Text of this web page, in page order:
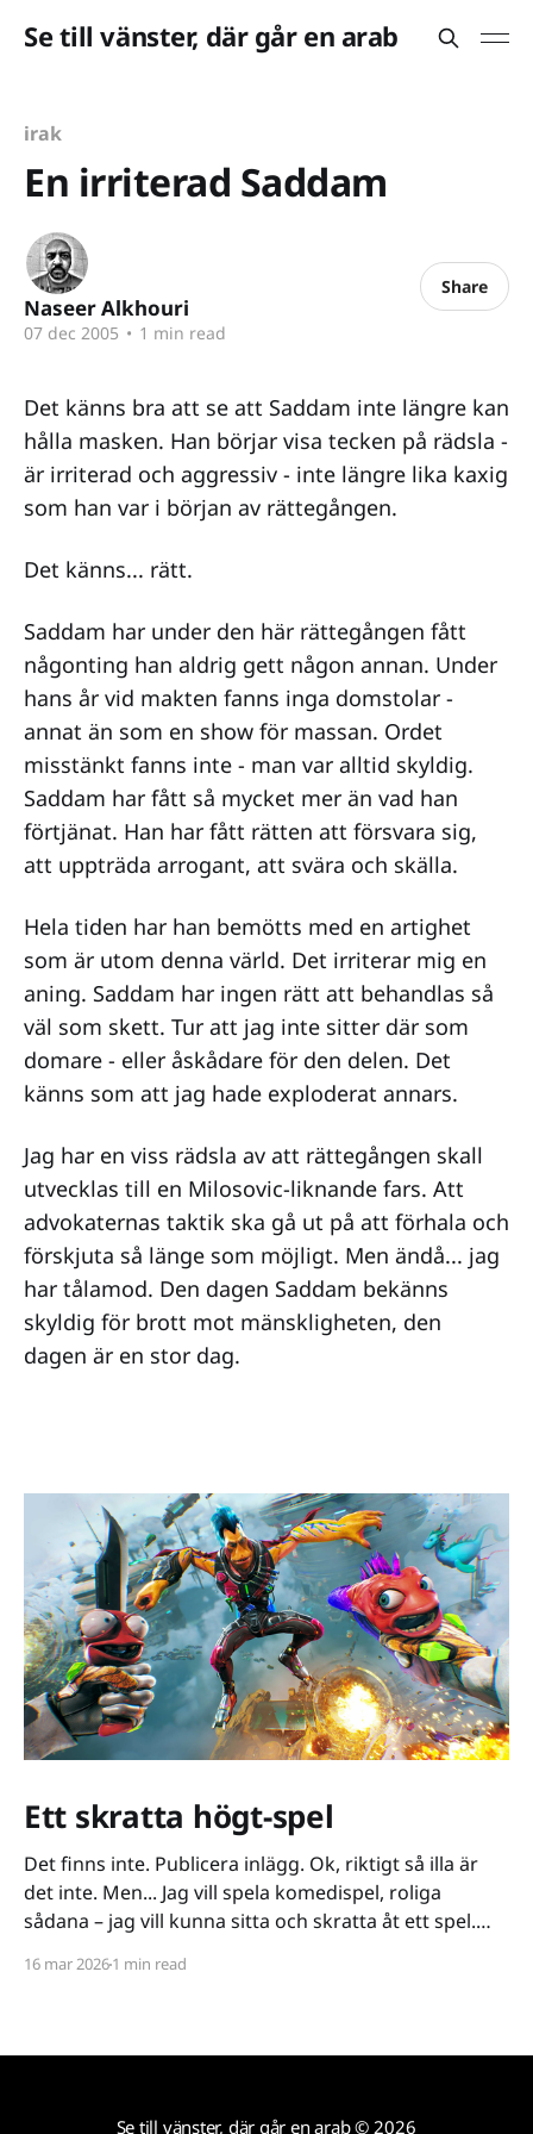
Se till vänster, där går en arab
irak
En irriterad Saddam
Naseer Alkhouri
07 dec 2005 • 1 min read
Share
Det känns bra att se att Saddam inte längre kan
hålla masken. Han börjar visa tecken på rädsla -
är irriterad och aggressiv - inte längre lika kaxig
som han var i början av rättegången.
Det känns... rätt.
Saddam har under den här rättegången fått
någonting han aldrig gett någon annan. Under
hans år vid makten fanns inga domstolar -
annat än som en show för massan. Ordet
misstänkt fanns inte - man var alltid skyldig.
Saddam har fått så mycket mer än vad han
förtjänat. Han har fått rätten att försvara sig,
att uppträda arrogant, att svära och skälla.
Hela tiden har han bemötts med en artighet
som är utom denna värld. Det irriterar mig en
aning. Saddam har ingen rätt att behandlas så
väl som skett. Tur att jag inte sitter där som
domare - eller åskådare för den delen. Det
känns som att jag hade exploderat annars.
Jag har en viss rädsla av att rättegången skall
utvecklas till en Milosovic-liknande fars. Att
advokaternas taktik ska gå ut på att förhala och
förskjuta så länge som möjligt. Men ändå... jag
har tålamod. Den dagen Saddam bekänns
skyldig för brott mot mänskligheten, den
dagen är en stor dag.
Ett skratta högt-spel
Det finns inte. Publicera inlägg. Ok, riktigt så illa är
det inte. Men... Jag vill spela komedispel, roliga
sådana – jag vill kunna sitta och skratta åt ett spel.
på ett kiss och bajs-spår eller så lutar de sig på
16 mar 20261 min read
Se till vänster, där går en arab© 2026